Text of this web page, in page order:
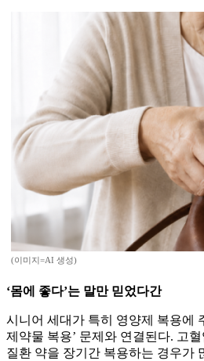
(이미지=AI 생성)
‘몸에 좋다’는 말만 믿었다간
시니어 세대가 특히 영양제 복용에
제약물 복용’ 문제와 연결된다. 고
질환 약을 장기간 복용하는 경우가